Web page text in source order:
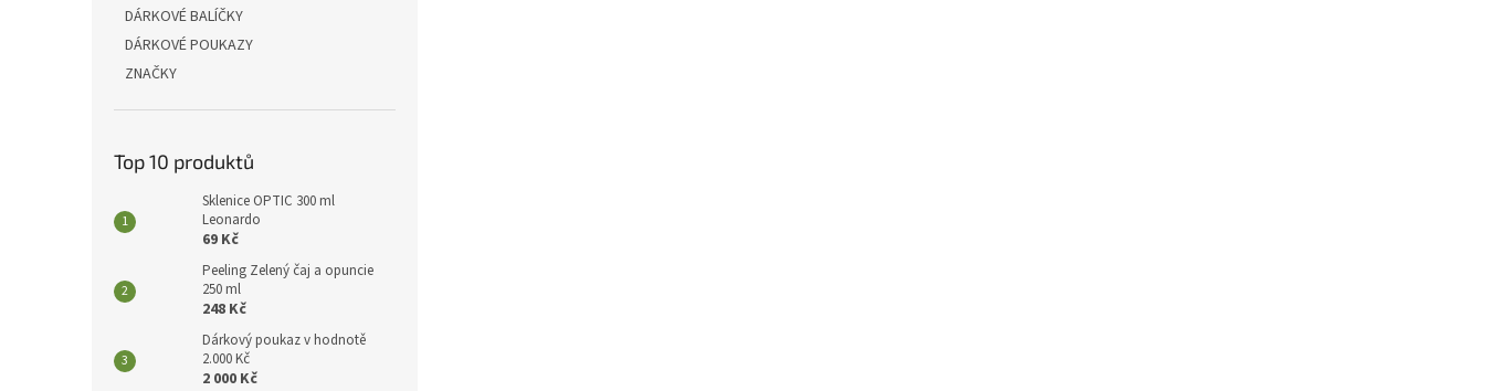
DÁRKOVÉ BALÍČKY
DÁRKOVÉ POUKAZY
ZNAČKY
Top 10 produktů
Sklenice OPTIC 300 ml
Leonardo
69 Kč
Peeling Zelený čaj a opuncie
250 ml
248 Kč
Dárkový poukaz v hodnotě
2.000 Kč
2 000 Kč